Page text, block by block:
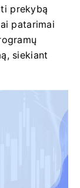
prekybą
patarimai
siekiant